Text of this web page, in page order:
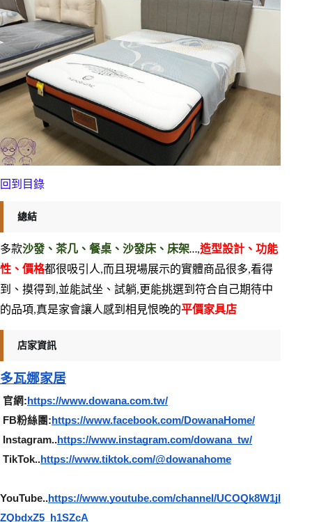
回到目錄
總結
多款沙發、茶几、餐桌、沙發床、床架…,造型設計、功能
性、價格都很吸引人,而且現場展示的實體商品很多,看得
到、摸得到,並能試坐、試躺,更能挑選到符合自己期待中
的品項,真是家會讓人感到相見恨晚的平價家具店
店家資訊
多瓦娜家居
官網: https://www.dowana.com.tw/
FB粉絲團: https://www.facebook.com/DowanaHome/
Instagram..https://www.instagram.com/dowana_tw/
TikTok..https://www.tiktok.com/@dowanahome
YouTube..https://www.youtube.com/channel/UCOQk8W1jI
ZQbdxZ5_h1SZcA